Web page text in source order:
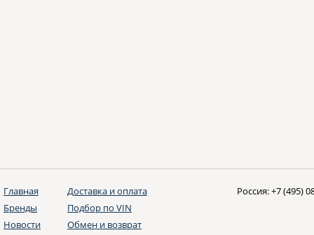
Главная
Бренды
Новости
Доставка и оплата
Подбор по VIN
Обмен и возврат
Россия:+7 (495)